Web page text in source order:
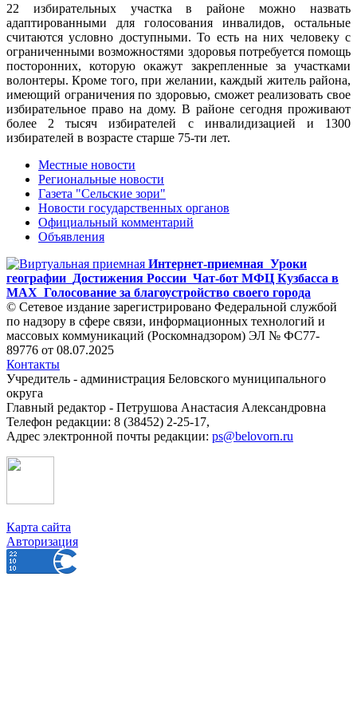
22 избирательных участка в районе можно назвать
адаптированными для голосования инвалидов, остальные
считаются условно доступными. То есть на них человеку с
ограниченными возможностями здоровья потребуется помощь
посторонних, которую окажут закрепленные за участками
волонтеры. Кроме того, при желании, каждый житель района,
имеющий ограничения по здоровью, сможет реализовать свое
избирательное право на дому. В районе сегодня проживают
более 2 тысяч избирателей с инвалидизацией и 1300
избирателей в возрасте старше 75-ти лет.
Местные новости
Региональные новости
Газета "Сельские зори"
Новости государственных органов
Официальный комментарий
Объявления
Интернет-приемная Уроки
географии Достижения России Чат-бот МФЦ Кузбасса в
MAX Голосование за благоустройство своего города
© Сетевое издание зарегистрировано Федеральной службой
по надзору в сфере связи, информационных технологий и
массовых коммуникаций (Роскомнадзором) ЭЛ № ФС77-
89776 от 08.07.2025
Контакты
Учредитель - администрация Беловского муниципального
округа
Главный редактор - Петрушова Анастасия Александровна
Телефон редакции: 8 (38452) 2-25-17,
Адрес электронной почты редакции: ps@belovorn.ru
Карта сайта
Авторизация